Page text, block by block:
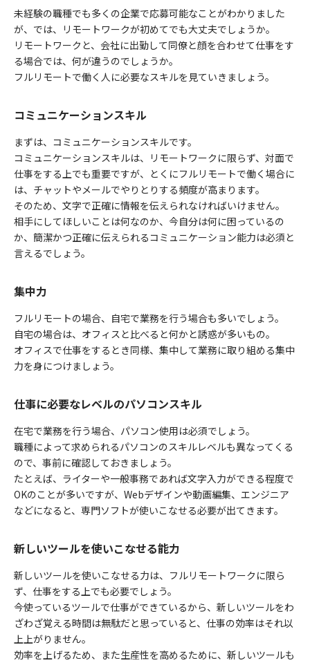
未経験の職種でも多くの企業で応募可能なことがわかりました
が、では、リモートワークが初めてでも大丈夫でしょうか。
リモートワークと、会社に出勤して同僚と顔を合わせて仕事をす
る場合では、何が違うのでしょうか。
フルリモートで働く人に必要なスキルを見ていきましょう。
コミュニケーションスキル
まずは、コミュニケーションスキルです。
コミュニケーションスキルは、リモートワークに限らず、対面で
仕事をする上でも重要ですが、とくにフルリモートで働く場合に
は、チャットやメールでやりとりする頻度が高まります。
そのため、文字で正確に情報を伝えられなければいけません。
相手にしてほしいことは何なのか、今自分は何に困っているの
か、簡潔かつ正確に伝えられるコミュニケーション能力は必須と
言えるでしょう。
集中力
フルリモートの場合、自宅で業務を行う場合も多いでしょう。
自宅の場合は、オフィスと比べると何かと誘惑が多いもの。
オフィスで仕事をするとき同様、集中して業務に取り組める集中
力を身につけましょう。
仕事に必要なレベルのパソコンスキル
在宅で業務を行う場合、パソコン使用は必須でしょう。
職種によって求められるパソコンのスキルレベルも異なってくる
ので、事前に確認しておきましょう。
たとえば、ライターや一般事務であれば文字入力ができる程度で
OKのことが多いですが、Webデザインや動画編集、エンジニア
などになると、専門ソフトが使いこなせる必要が出てきます。
新しいツールを使いこなせる能力
新しいツールを使いこなせる力は、フルリモートワークに限ら
ず、仕事をする上でも必要でしょう。
今使っているツールで仕事ができているから、新しいツールをわ
ざわざ覚える時間は無駄だと思っていると、仕事の効率はそれ以
上上がりません。
効率を上げるため、また生産性を高めるために、新しいツールも